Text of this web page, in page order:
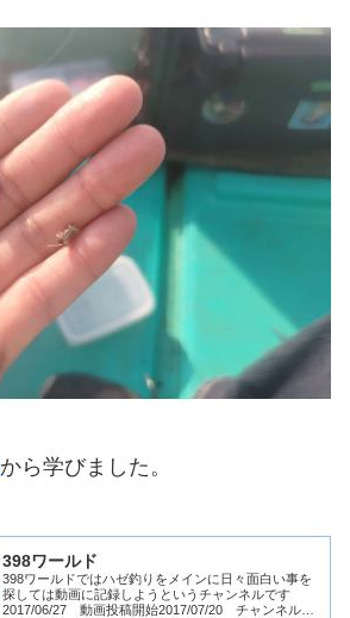
から学びました。
398ワールド
398ワールドではハゼ釣りをメインに日々面白い事を
探しては動画に記録しようというチャンネルです
2017/06/27 動画投稿開始2017/07/20 チャンネル登